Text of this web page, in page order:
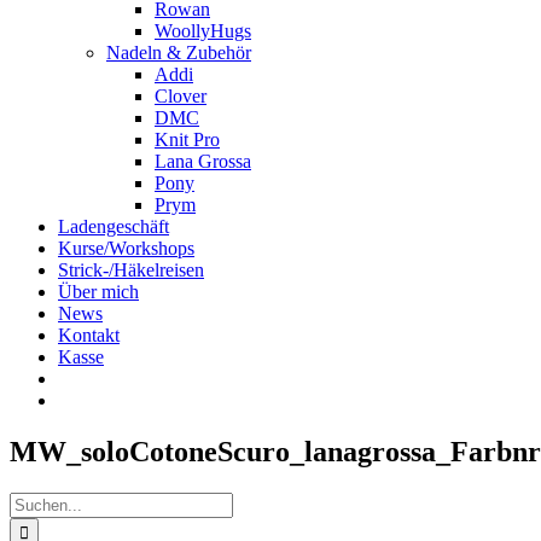
Rowan
WoollyHugs
Nadeln & Zubehör
Addi
Clover
DMC
Knit Pro
Lana Grossa
Pony
Prym
Ladengeschäft
Kurse/Workshops
Strick-/Häkelreisen
Über mich
News
Kontakt
Kasse
Suche
nach: